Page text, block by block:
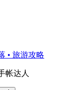
• 旅游攻略
帐达人